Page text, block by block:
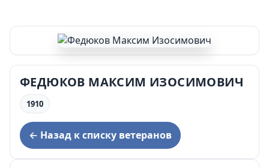
ФЕДЮКОВ МАКСИМ ИЗОСИМОВИЧ
1910
← Назад к списку ветеранов